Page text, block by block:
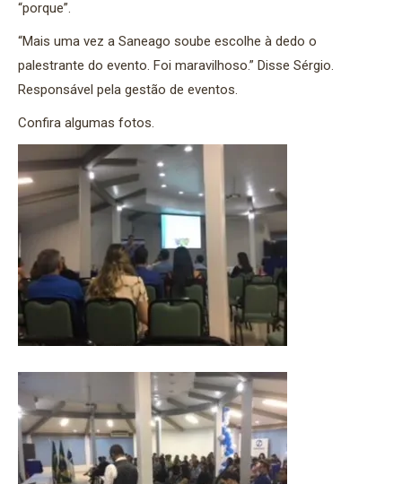
“porque”.
“Mais uma vez a Saneago soube escolhe à dedo o
palestrante do evento. Foi maravilhoso.” Disse Sérgio.
Responsável pela gestão de eventos.
Confira algumas fotos.